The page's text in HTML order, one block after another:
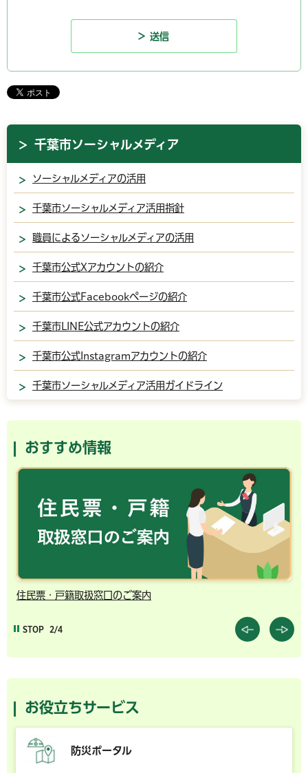
千葉市ソーシャルメディア
ソーシャルメディアの活用
千葉市ソーシャルメディア活用指針
職員によるソーシャルメディアの活用
千葉市公式Xアカウントの紹介
千葉市公式Facebookページの紹介
千葉市LINE公式アカウントの紹介
千葉市公式Instagramアカウントの紹介
千葉市ソーシャルメディア活用ガイドライン
おすすめ情報
千葉市の電子行政サービス
STOP 3/4
お役立ちサービス
防災ポータル